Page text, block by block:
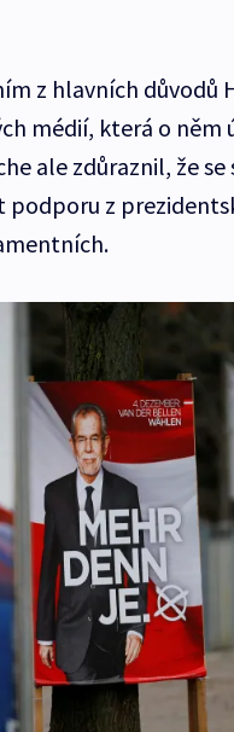
z hlavních důvodů
médií, která o něm
ale zdůraznil, že se
podporu z